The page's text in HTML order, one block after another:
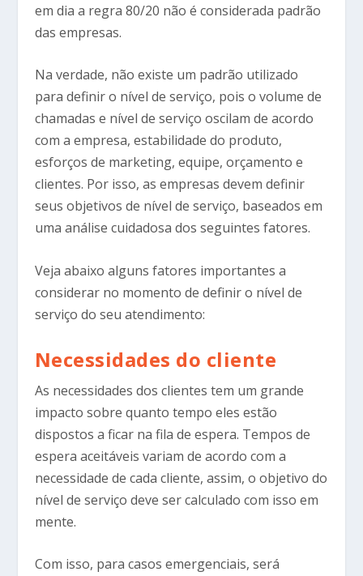
em dia a regra 80/20 não é considerada padrão
das empresas.
Na verdade, não existe um padrão utilizado
para definir o nível de serviço, pois o volume de
chamadas e nível de serviço oscilam de acordo
com a empresa, estabilidade do produto,
esforços de marketing, equipe, orçamento e
clientes. Por isso, as empresas devem definir
seus objetivos de nível de serviço, baseados em
uma análise cuidadosa dos seguintes fatores.
Veja abaixo alguns fatores importantes a
considerar no momento de definir o nível de
serviço do seu atendimento:
Necessidades do cliente
As necessidades dos clientes tem um grande
impacto sobre quanto tempo eles estão
dispostos a ficar na fila de espera. Tempos de
espera aceitáveis variam de acordo com a
necessidade de cada cliente, assim, o objetivo do
nível de serviço deve ser calculado com isso em
mente.
Com isso, para casos emergenciais, será